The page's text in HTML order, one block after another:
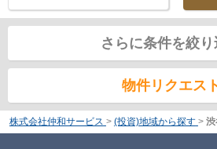
さらに条件を絞
物件リクエス
株式会社仲和サービス > (投資)地域から探す >